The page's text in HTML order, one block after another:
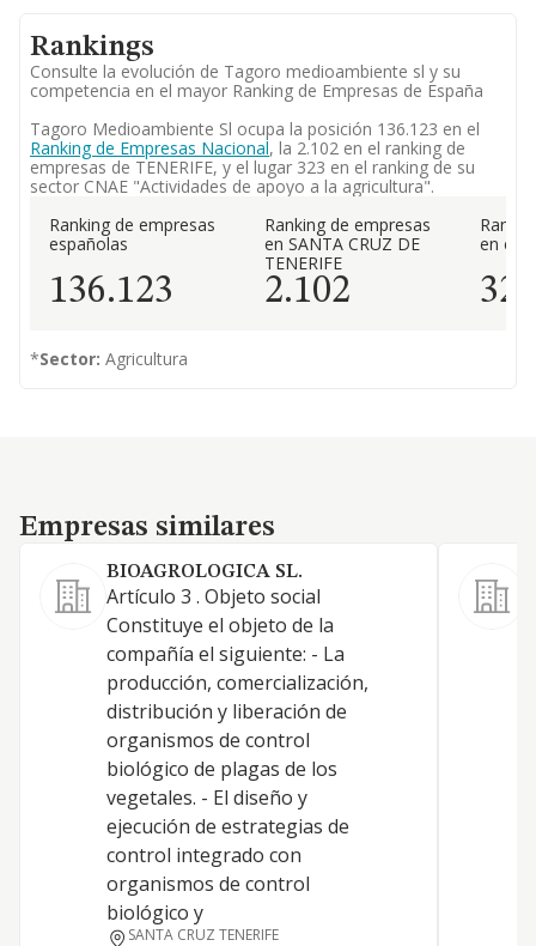
Rankings
Consulte la evolución de Tagoro medioambiente sl y su
competencia en el mayor Ranking de Empresas de España
Tagoro Medioambiente Sl ocupa la posición 136.123 en el
Ranking de Empresas Nacional, la 2.102 en el ranking de
empresas de TENERIFE, y el lugar 323 en el ranking de su
sector CNAE "Actividades de apoyo a la agricultura".
Ranking de empresas
españolas
136.123
Ranking de empresas
en SANTA CRUZ DE
TENERIFE
2.102
en el
323
*Sector: Agricultura
Empresas similares
Empresas similares
BIOAGROLOGICA SL.
Artículo 3 . Objeto social
Constituye el objeto de la
compañía el siguiente: - La
producción, comercialización,
distribución y liberación de
organismos de control
biológico de plagas de los
vegetales. - El diseño y
ejecución de estrategias de
control integrado con
organismos de control
biológico y
SANTA CRUZ TENERIFE